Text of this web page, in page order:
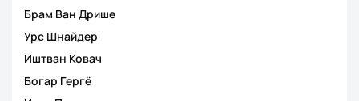
Брам Ван Дрише
Урс Шнайдер
Иштван Ковач
Богар Гергё